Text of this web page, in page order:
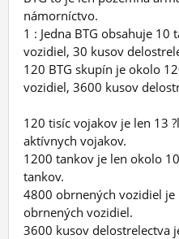
námorníctvo.
1 : Jedna BTG obsahuje 10
vozidiel, 30 kusov
120 BTG skupín je okolo
vozidiel, 3600 kusov
120 tisíc vojakov je len 13
aktívnych vojakov.
1200 tankov je len okolo
tankov.
4800 obrnených vozidiel
obrnených vozidiel.
3600 kusov delostrelectva